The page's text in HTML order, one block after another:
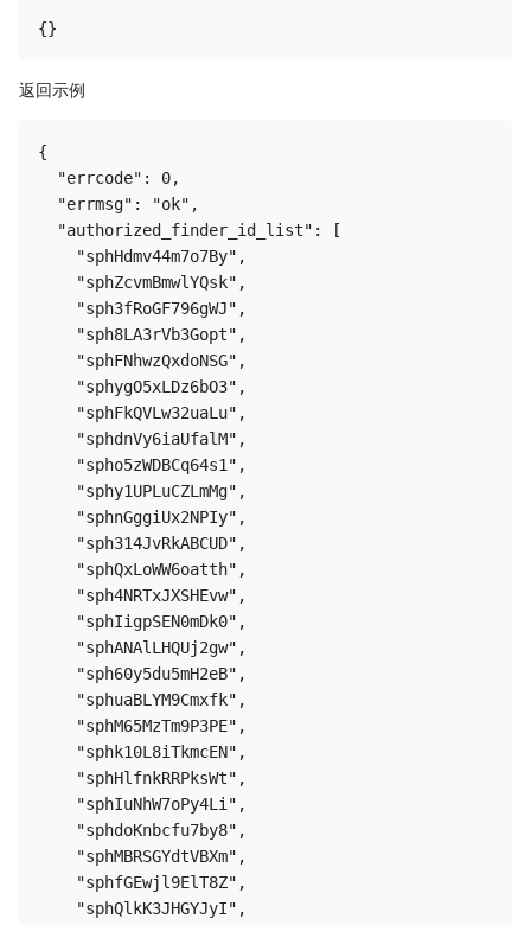
返回示例
{
  "errcode": 0,
  "errmsg": "ok",
  "authorized_finder_id_list": [
    "sphHdmv44m7o7By",
    "sphZcvmBmwlYQsk",
    "sph3fRoGF796gWJ",
    "sph8LA3rVb3Gopt",
    "sphFNhwzQxdoNSG",
    "sphygO5xLDz6bO3",
    "sphFkQVLw32uaLu",
    "sphdnVy6iaUfalM",
    "spho5zWDBCq64s1",
    "sphy1UPLuCZLmMg",
    "sphnGggiUx2NPIy",
    "sph314JvRkABCUD",
    "sphQxLoWW6oatth",
    "sph4NRTxJXSHEvw",
    "sphIigpSEN0mDk0",
    "sphANAlLHQUj2gw",
    "sph60y5du5mH2eB",
    "sphuaBLYM9Cmxfk",
    "sphM65MzTm9P3PE",
    "sphk10L8iTkmcEN",
    "sphHlfnkRRPksWt",
    "sphIuNhW7oPy4Li",
    "sphdoKnbcfu7by8",
    "sphMBRSGYdtVBXm",
    "sphfGEwjl9ElT8Z",
    "sphQlkK3JHGYJyI",